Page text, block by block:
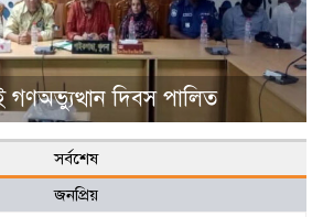
গণঅভ্যুত্থান দিবস পালিত
সর্বশেষ
জনপ্রিয়